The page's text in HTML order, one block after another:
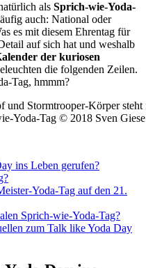
als Sprich-wie-Yoda-
auch: National oder
es mit diesem Ehrentag für
auf sich hat und weshalb
der kuriosen
die folgenden Zeilen.
Tag, hmmm?
Yoda-Tag © 2018 Sven Giese
ins Leben gerufen?
Yoda-Tag auf den 21.
Sprich-wie-Yoda-Tag?
zum Talk like Yoda Day